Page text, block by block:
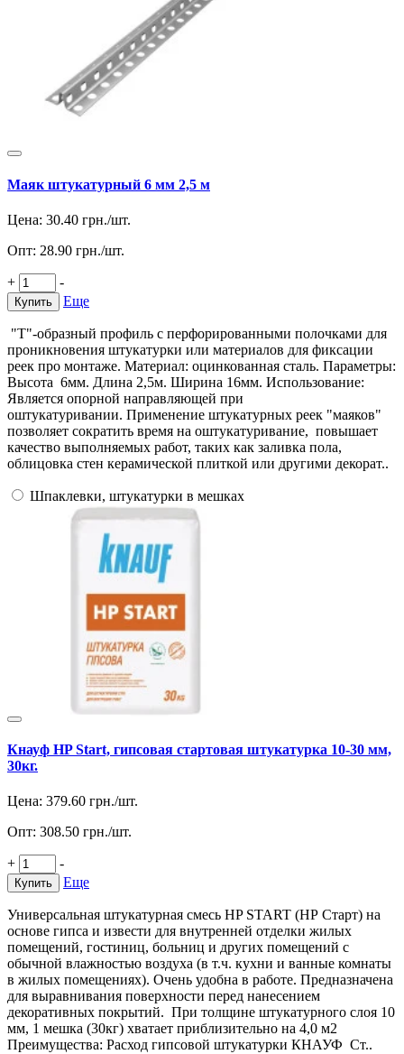
Маяк штукатурный 6 мм 2,5 м
Цена: 30.40 грн./шт.
Опт: 28.90 грн./шт.
+ -
Купить Еще
"Т"-образный профиль с перфорированными полочками для
проникновения штукатурки или материалов для фиксации
реек про монтаже. Материал: оцинкованная сталь. Параметры:
Высота 6мм. Длина 2,5м. Ширина 16мм. Использование:
Является опорной направляющей при
оштукатуривании. Применение штукатурных реек "маяков"
позволяет сократить время на оштукатуривание, повышает
качество выполняемых работ, таких как заливка пола,
облицовка стен керамической плиткой или другими декорат..
Шпаклевки, штукатурки в мешках
Кнауф HP Start, гипсовая стартовая штукатурка 10-30 мм,
30кг.
Цена: 379.60 грн./шт.
Опт: 308.50 грн./шт.
+ -
Купить Еще
Универсальная штукатурная смесь HP START (НР Старт) на
основе гипса и извести для внутренней отделки жилых
помещений, гостиниц, больниц и других помещений с
обычной влажностью воздуха (в т.ч. кухни и ванные комнаты
в жилых помещениях). Очень удобна в работе. Предназначена
для выравнивания поверхности перед нанесением
декоративных покрытий. При толщине штукатурного слоя 10
мм, 1 мешка (30кг) хватает приблизительно на 4,0 м2
Преимущества: Расход гипсовой штукатурки КНАУФ Ст..